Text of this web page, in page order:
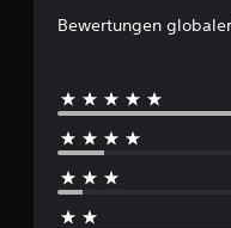
Bewertungen